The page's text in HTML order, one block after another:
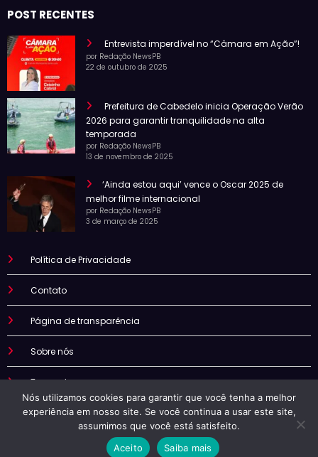
POST RECENTES
Entrevista imperdível no “Câmara em Ação”!
por Redação NewsPB
22 de outubro de 2025
Prefeitura de Cabedelo inicia Operação Verão
2026 para garantir tranquilidade na alta
temporada
por Redação NewsPB
13 de novembro de 2025
‘Ainda estou aqui’ vence o Oscar 2025 de
melhor filme internacional
por Redação NewsPB
3 de março de 2025
Política de Privacidade
Contato
Página de transparência
Sobre nós
Termo de uso
Newspb | Powered BySpiceThemes
Nós utilizamos cookies para garantir que você tenha a melhor
experiência em nosso site. Se você continua a usar este site,
assumimos que você está satisfeito.
Aceito
Saiba mais